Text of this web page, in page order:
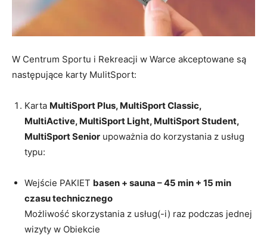
W Centrum Sportu i Rekreacji w Warce akceptowane są
następujące karty MulitSport:
Karta MultiSport Plus, MultiSport Classic,
MultiActive, MultiSport Light, MultiSport Student,
MultiSport Senior upoważnia do korzystania z usług
typu:
Wejście PAKIET basen + sauna – 45 min + 15 min
czasu technicznego
Możliwość skorzystania z usług(-i) raz podczas jednej
wizyty w Obiekcie